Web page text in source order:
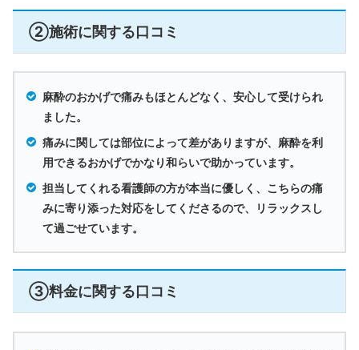
②施術に関する口コミ
麻酔のおかげで痛みもほとんどなく、安心して受けられ
ました。
痛みに関しては部位によって差がありますが、麻酔を利
用できるおかげでかなり和らいで助かっています。
担当してくれる看護師の方が本当に優しく、こちらの痛
みに寄り添った対応をしてくださるので、リラックスし
て過ごせています。
③料金に関する口コミ